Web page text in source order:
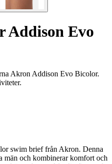
Addison Evo
Akron Addison Evo Bicolor.
swim brief från Akron. Denna
män och kombinerar komfort och